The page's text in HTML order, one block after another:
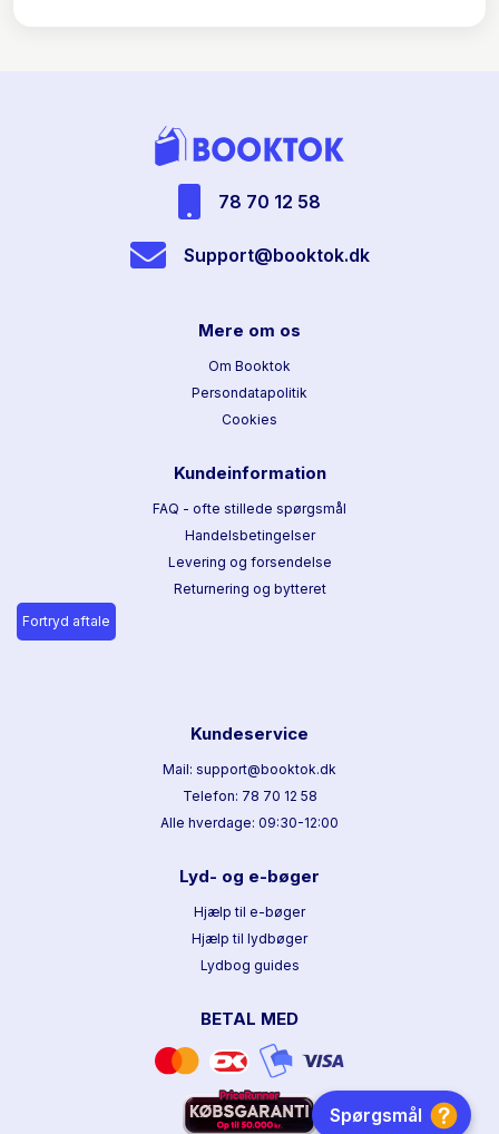
78 70 12 58
Support@booktok.dk
Mere om os
Om Booktok
Persondatapolitik
Cookies
Kundeinformation
FAQ - ofte stillede spørgsmål
Handelsbetingelser
Levering og forsendelse
Returnering og bytteret
Fortryd aftale
Kundeservice
Mail: support@booktok.dk
Telefon: 78 70 12 58
Alle hverdage: 09:30-12:00
Lyd- og e-bøger
Hjælp til e-bøger
Hjælp til lydbøger
Lydbog guides
BETAL MED